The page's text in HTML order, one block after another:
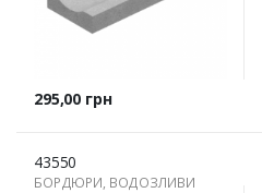
Ціна
295,00 грн
43550
БОРДЮРИ, ВОДОЗЛИВИ